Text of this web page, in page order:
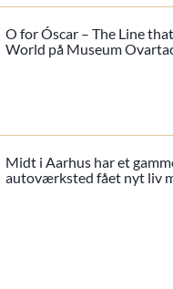
O for Óscar – The Line
World på Museum
Midt i Aarhus har et
autoværksted fået nyt liv